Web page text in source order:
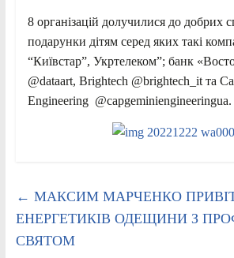
8 організацій долучилися до добрих
подарунки дітям серед яких такі
“Київстар”, Укртелеком”; банк
@dataart, Brightech @brightech_it та
Engineering @capgeminiengineeringua.
← МАКСИМ МАРЧЕНКО
ЕНЕРГЕТИКІВ ОДЕЩИНИ З
СВЯТОМ